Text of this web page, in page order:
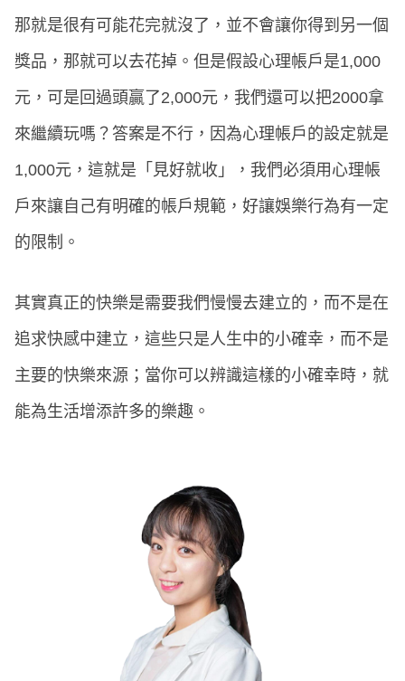
那就是很有可能花完就沒了，並不會讓你得到另一個
獎品，那就可以去花掉。但是假設心理帳戶是1,000
元，可是回過頭贏了2,000元，我們還可以把2000拿
來繼續玩嗎？答案是不行，因為心理帳戶的設定就是
1,000元，這就是「見好就收」，我們必須用心理帳
戶來讓自己有明確的帳戶規範，好讓娛樂行為有一定
的限制。
其實真正的快樂是需要我們慢慢去建立的，而不是在
追求快感中建立，這些只是人生中的小確幸，而不是
主要的快樂來源；當你可以辨識這樣的小確幸時，就
能為生活增添許多的樂趣。